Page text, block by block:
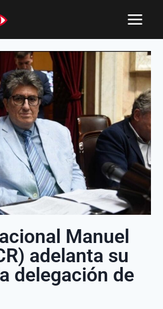
Manuel
adelanta su
delegación de